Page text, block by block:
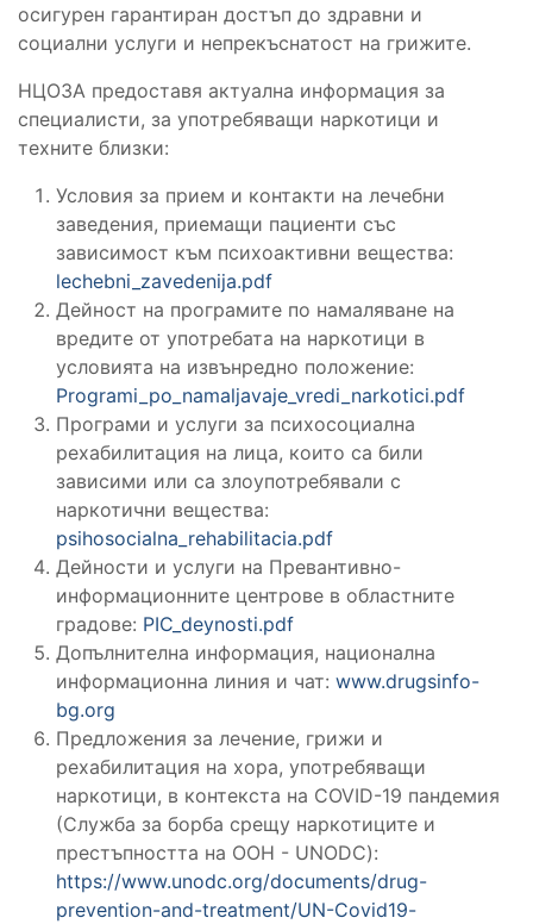
осигурен гарантиран достъп до здравни и
социални услуги и непрекъснатост на грижите.
НЦОЗА предоставя актуална информация за
специалисти, за употребяващи наркотици и
техните близки:
Условия за прием и контакти на лечебни
заведения, приемащи пациенти със
зависимост към психоактивни вещества:
lechebni_zavedenija.pdf
Дейност на програмите по намаляване на
вредите от употребата на наркотици в
условията на извънредно положение:
Programi_po_namaljavaje_vredi_narkotici.pdf
Програми и услуги за психосоциална
рехабилитация на лица, които са били
зависими или са злоупотребявали с
наркотични вещества:
psihosocialna_rehabilitacia.pdf
Дейности и услуги на Превантивно-
информационните центрове в областните
градове: PIC_deynosti.pdf
Допълнителна информация, национална
информационна линия и чат: www.drugsinfo-
bg.org
Предложения за лечение, грижи и
рехабилитация на хора, употребяващи
наркотици, в контекста на COVID-19 пандемия
(Служба за борба срещу наркотиците и
престъпността на ООН - UNODC):
https://www.unodc.org/documents/drug-
prevention-and-treatment/UN-Covid19-